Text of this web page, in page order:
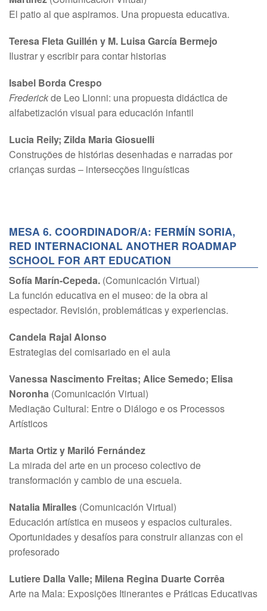
El patio al que aspiramos. Una propuesta educativa.
Teresa Fleta Guillén y M. Luisa García Bermejo
Ilustrar y escribir para contar historias
Isabel Borda Crespo
Frederickde Leo Lionni: una propuesta didáctica de
alfabetización visual para educación infantil
Lucia Reily; Zilda Maria Giosuelli
Construções de histórias desenhadas e narradas por
crianças surdas – intersecções linguísticas
MESA 6. COORDINADOR/A: FERMÍN SORIA,
RED INTERNACIONAL ANOTHER ROADMAP
SCHOOL FOR ART EDUCATION
Sofía Marín-Cepeda. (Comunicación Virtual)
La función educativa en el museo: de la obra al
espectador. Revisión, problemáticas y experiencias.
Candela Rajal Alonso
Estrategias del comisariado en el aula
Vanessa Nascimento Freitas; Alice Semedo; Elisa
Noronha (Comunicación Virtual)
Mediação Cultural: Entre o Diálogo e os Processos
Artísticos
Marta Ortiz y Mariló Fernández
La mirada del arte en un proceso colectivo de
transformación y cambio de una escuela.
Natalia Miralles (Comunicación Virtual)
Educación artística en museos y espacios culturales.
Oportunidades y desafíos para construir alianzas con el
profesorado
Lutiere Dalla Valle; Milena Regina Duarte Corrêa
Arte na Mala: Exposições Itinerantes e Práticas Educativas